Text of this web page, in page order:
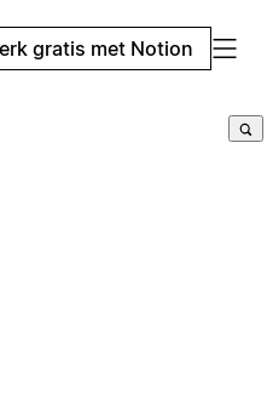
gratis met Notion